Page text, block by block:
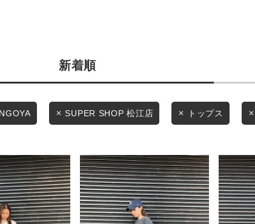
条件絞り込み検索
カテゴリから探す
スタイリングから探す
ブランドから探す
履き比べ可能商品から探す
お知らせ・ご利用ガイド
セール価格
在庫
在庫あり
新着順
SUPER SHOP 松江店 トップス